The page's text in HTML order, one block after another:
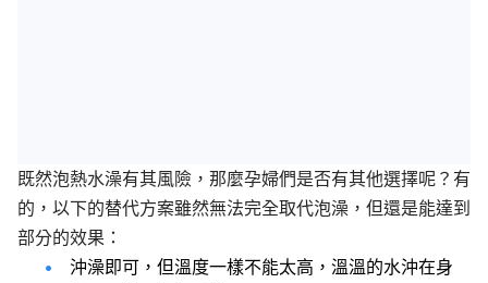
既然泡熱水澡有其風險，那麼孕婦們是否有其他選擇呢？有
的，以下的替代方案雖然無法完全取代泡澡，但還是能達到
部分的效果：
沖澡即可，但溫度一樣不能太高，溫溫的水沖在身